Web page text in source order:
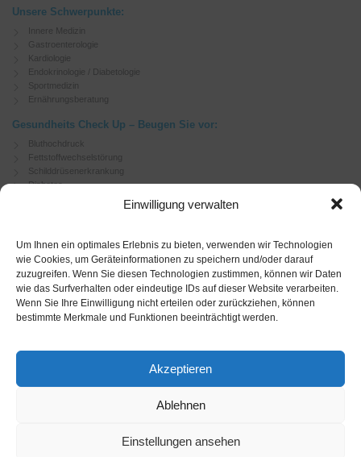
Einwilligung verwalten
Um Ihnen ein optimales Erlebnis zu bieten, verwenden wir Technologien
wie Cookies, um Geräteinformationen zu speichern und/oder darauf
zuzugreifen. Wenn Sie diesen Technologien zustimmen, können wir Daten
wie das Surfverhalten oder eindeutige IDs auf dieser Website verarbeiten.
Wenn Sie Ihre Einwilligung nicht erteilen oder zurückziehen, können
bestimmte Merkmale und Funktionen beeinträchtigt werden.
Akzeptieren
Ablehnen
Einstellungen ansehen
Unsere Schwerpunkte:
Innere Medizin
Gastroenterologie
Kardiologie
Endokrinologie / Diabetologie
Sportmedizin
Ernährungsberatung
Gesundheits Check Up – Beugen Sie vor:
Bluthochdruck
Fettstoffwechselstörung
Schilddrüsenerkrankung
Diabetes
Atemwegsinfekte
Soziales Engagement
German Doctors
HMO
Deutsche Gesellschaft für Kardiologie
Rechtliches